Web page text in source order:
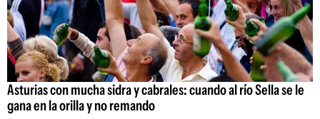
Asturias con mucha sidra y cabrales: cuando al río Sella se le
gana en la orilla y no remando